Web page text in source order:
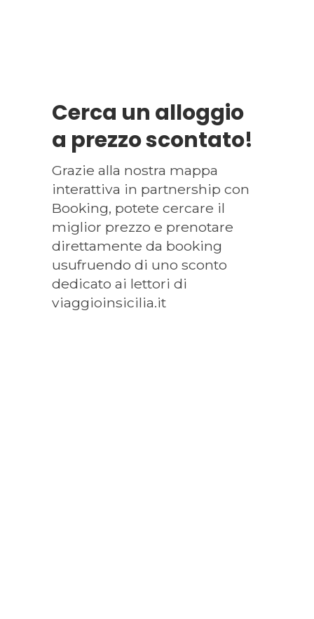
Cerca un alloggio
a prezzo scontato!
Grazie alla nostra mappa
interattiva in partnership con
Booking, potete cercare il
miglior prezzo e prenotare
direttamente da booking
usufruendo di uno sconto
dedicato ai lettori di
viaggioinsicilia.it